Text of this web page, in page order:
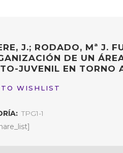
J.; RODADO, Mª J.
DE UN
JUVENIL EN TORNO
WISHLIST
TPG1-1